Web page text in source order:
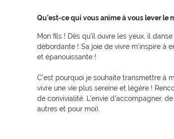
Qu’est-ce qui vous anime à vous lever le
Mon fils ! Dès qu'il ouvre les yeux, il
débordante ! Sa joie de vivre m'inspire à
et épanouissante !
C'est pourquoi je souhaite transmettre à
vivre une vie plus sereine et légère !
de convivialité. L'envie d'accompagner,
autres et pour moi).